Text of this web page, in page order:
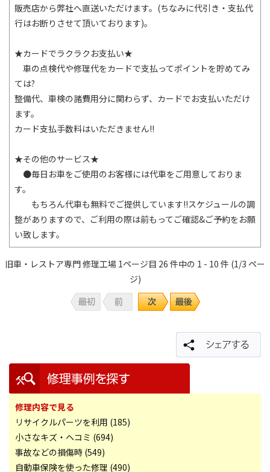
販売店から弊社へ直送いただけます。(ちなみに代引き・支払代
行はお断りさせて頂いております)。
★カードでラクラクお支払い★
車の点検代や修理代をカードで支払ってポイントを貯めてみ
ては?
整備代、車検の諸費用分に関わらず、カードでお支払いただけ
ます。
カード支払手数料はいただきません!!
★その他のサービス★
●毎日お車をご使用のお客様には代車をご用意しておりま
す。
もちろん代車も無料でご提供しています!!スケジュールの調
整がありますので、ご利用の際は前もってご確認&ご予約をお願
い致します。
旧車・レストア専門 修理工場 1ページ目 26 件中の 1 - 10 件 (1/3 ペー
ジ)
修理内容で見る
リサイクルパーツを利用 (185)
小さなキズ・ヘコミ (694)
事故などの損傷時 (549)
自動車保険を使った修理 (490)